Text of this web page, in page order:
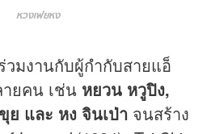
หวงเฟยหง
มงานกับผู้กำกับสายแอ็
ยคน เช่น หยวน หวูปิง,
ย และ หง จินเป่า จนสร้าง